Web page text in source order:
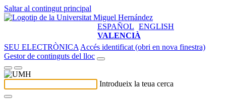
Saltar al contingut principal
ESPAÑOL ENGLISH
VALENCIÀ
SEU ELECTRÒNICA Accés identificat (obri en nova finestra)
Gestor de continguts del lloc
Introdueix la teua cerca